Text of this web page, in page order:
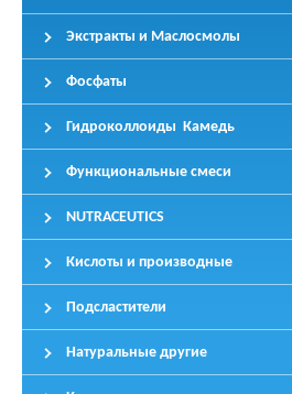
Экстракты и Маслосмолы
Фосфаты
Гидроколлоиды Камедь
Функциональные смеси
NUTRACEUTICS
Кислоты и производные
Подсластители
Натуральные другие